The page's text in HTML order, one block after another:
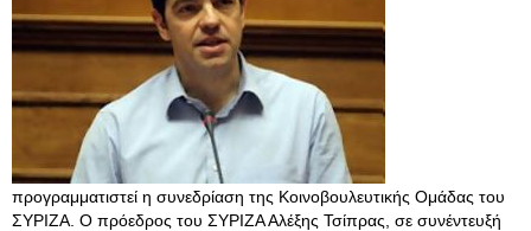
προγραμματιστεί η συνεδρίαση της Κοινοβουλευτικής Ομάδας του
ΣΥΡΙΖΑ. Ο πρόεδρος του ΣΥΡΙΖΑ Αλέξης Τσίπρας, σε συνέντευξή